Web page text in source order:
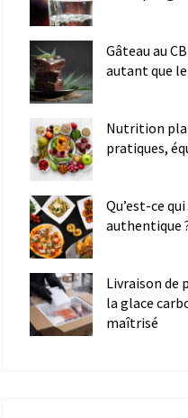
Gâteau au
autant que
Nutrition
pratiques,
Qu’est-ce
authentique
Livraison de
la glace
maîtrisé